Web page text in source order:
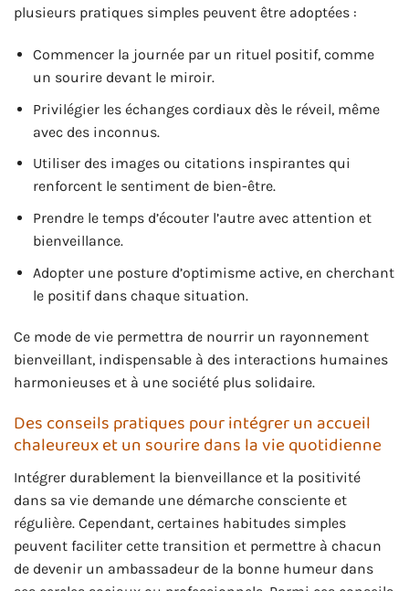
plusieurs pratiques simples peuvent être adoptées :
Commencer la journée par un rituel positif, comme
un sourire devant le miroir.
Privilégier les échanges cordiaux dès le réveil, même
avec des inconnus.
Utiliser des images ou citations inspirantes qui
renforcent le sentiment de bien-être.
Prendre le temps d’écouter l’autre avec attention et
bienveillance.
Adopter une posture d’optimisme active, en cherchant
le positif dans chaque situation.
Ce mode de vie permettra de nourrir un rayonnement
bienveillant, indispensable à des interactions humaines
harmonieuses et à une société plus solidaire.
Des conseils pratiques pour intégrer un accueil
chaleureux et un sourire dans la vie quotidienne
Intégrer durablement la bienveillance et la positivité
dans sa vie demande une démarche consciente et
régulière. Cependant, certaines habitudes simples
peuvent faciliter cette transition et permettre à chacun
de devenir un ambassadeur de la bonne humeur dans